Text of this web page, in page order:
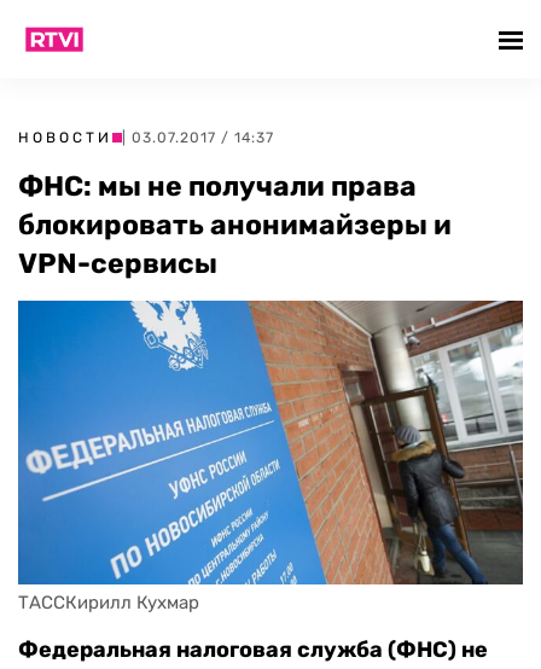
НОВОСТИ | 03.07.2017 / 14:37
ФНС: мы не получали права
блокировать анонимайзеры и
VPN-сервисы
ТАССКирилл Кухмар
Федеральная налоговая служба (ФНС) не